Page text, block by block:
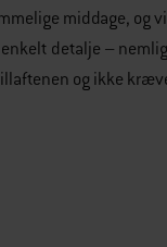
middage, og
detalje –
og ikke